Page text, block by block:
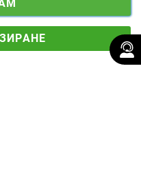
| Обменен курс:
o
u